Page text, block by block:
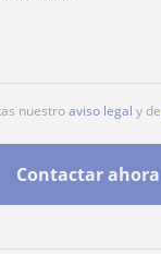
nuestroaviso legal y de
Contactar ahora